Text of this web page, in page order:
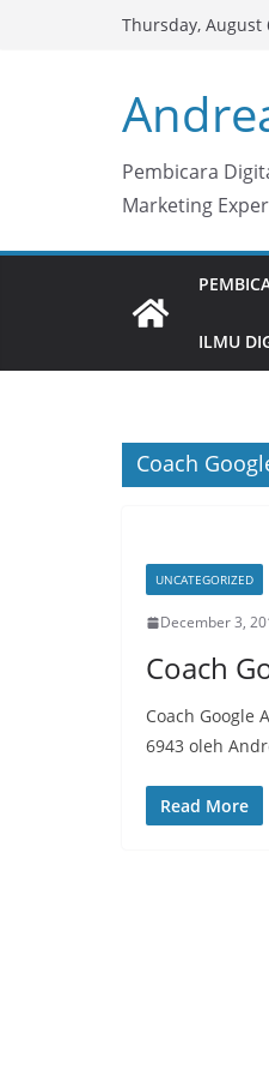
Thursday, August
Pembicara
Marketing
ILMU
Coach
UNCATEGORIZED
December 3,
Coach
Coach Google
6943 oleh
Read More